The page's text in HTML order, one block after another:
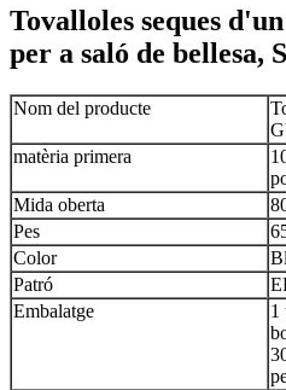
Tovalloles seques
per a saló de bellesa,
Nom del producte
matèria primera
Mida oberta
Pes
Color
Patró
Embalatge
1